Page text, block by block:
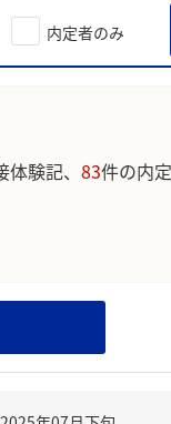
内定者のみ
験記、 83件の内